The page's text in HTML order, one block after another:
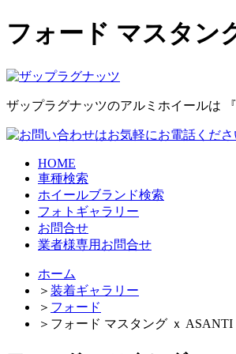
フォード マスタン
ザップラグナッツのアルミホイールは
HOME
車種検索
ホイールブランド検索
フォトギャラリー
お問合せ
業者様専用お問合せ
ホーム
＞ 装着ギャラリー
＞ フォード
＞ フォード マスタング ｘ